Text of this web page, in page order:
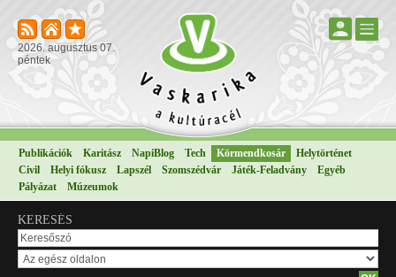
2026. augusztus 07.
péntek
Publikációk Karitász NapiBlog Tech Körmendkosár
Helytörténet
Civil
Helyi fókusz Lapszél Szomszédvár Játék-Feladvány
Egyéb
Pályázat
Múzeumok
KERESÉS